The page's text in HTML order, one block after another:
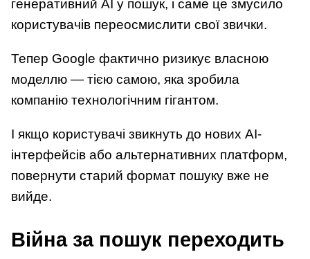
генеративний AI у пошук, і саме це змусило
користувачів переосмислити свої звички.
Тепер Google фактично ризикує власною
моделлю — тією самою, яка зробила
компанію технологічним гігантом.
І якщо користувачі звикнуть до нових AI-
інтерфейсів або альтернативних платформ,
повернути старий формат пошуку вже не
вийде.
Війна за пошук переходить